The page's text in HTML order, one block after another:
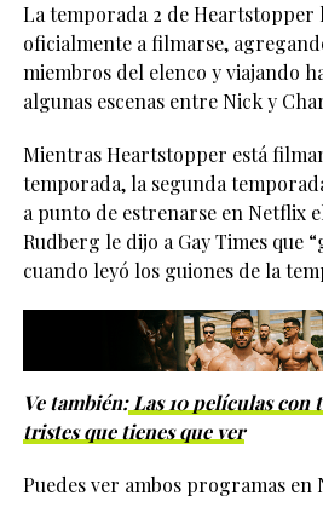
La temporada 2 de Heartstopper
oficialmente a filmarse,
miembros del elenco y viajando
algunas escenas entre Nick y
Mientras Heartstopper está
temporada, la segunda
a punto de estrenarse en Netflix
Rudberg le dijo a Gay Times que
cuando leyó los guiones de la
Ve también:Las 10 películas con
tristes que tienes que ver
Puedes ver ambos programas en